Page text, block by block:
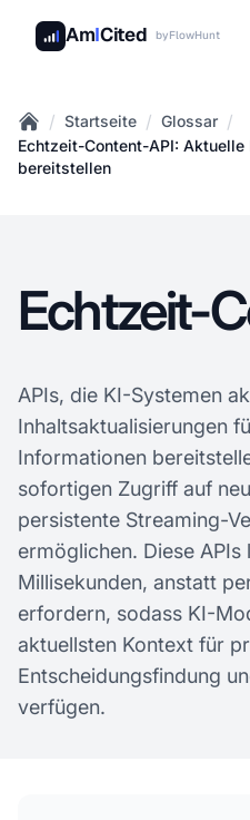
AmICited byFlowHunt
Home
/ Startseite / Glossar /
Echtzeit-Content-API:
bereitstellen
Echtzeit-
APIs, die KI-Systemen
Inhaltsaktualisierungen
Informationen
sofortigen Zugriff auf
persistente Streaming-
ermöglichen. Diese
Millisekunden, anstatt
erfordern, sodass KI-
aktuellsten Kontext für
Entscheidungsfindung
verfügen.